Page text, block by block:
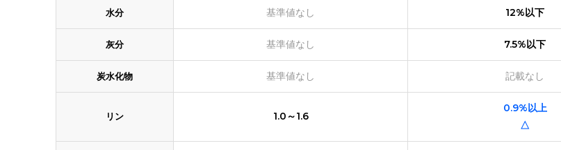
水分 基準値なし 12%以下
灰分 基準値なし 7.5%以下
炭水化物 基準値なし 記載なし
リン 1.0～1.6
0.9%以上
△